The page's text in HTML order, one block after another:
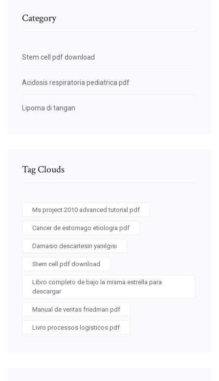
Category
Stem cell pdf download
Acidosis respiratoria pediatrica pdf
Lipoma di tangan
Tag Clouds
Ms project 2010 advanced tutorial pdf
Cancer de estomago etiologia pdf
Damasio descartesin yanılgısı
Stem cell pdf download
Libro completo de bajo la misma estrella para
descargar
Manual de ventas friedman pdf
Livro processos logisticos pdf